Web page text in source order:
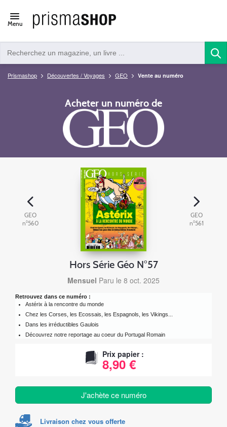
Open/close
navigation
Menu
Prismashop Découvertes / Voyages GEO Vente au numéro
Acheter un numéro de
GEO
n°560
Hors Série Géo N°57
Mensuel Paru le 8 oct. 2025
Retrouvez dans ce numéro :
Astérix à la rencontre du monde
Chez les Corses, les Ecossais, les Espagnols, les Vikings...
Dans les irréductibles Gaulois
Découvrez notre reportage au coeur du Portugal Romain
Prix papier :
8,90 €
J'achète ce numéro
Livraison chez vous offerte
GEO
n°561